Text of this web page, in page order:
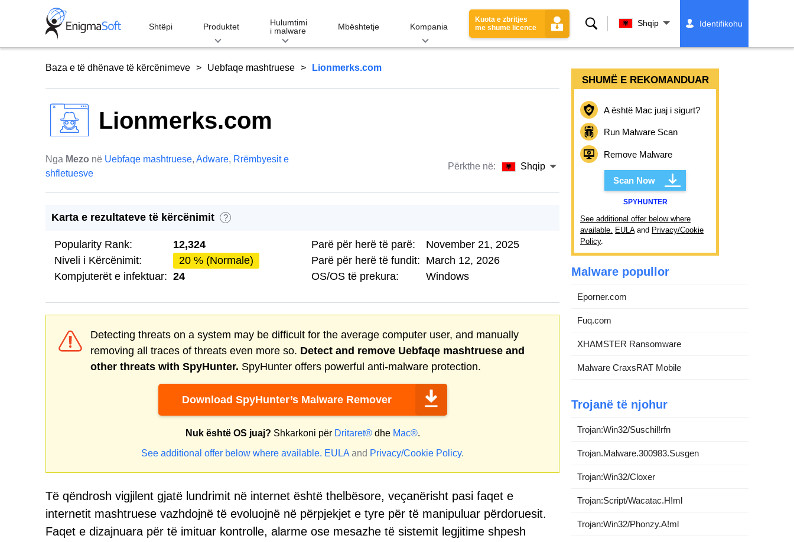
Shtëpi Produktet
Hulumtimi
i malware
Mbështetje Kompania
Kuota e zbritjes
me shumë licencë
Kërko Shqip Identifikohu
Baza e të dhënave të kërcënimeve Uebfaqe mashtruese Lionmerks.com
Lionmerks.com
Nga Mezo në Uebfaqe mashtruese, Adware, Rrëmbyesit e
shfletuesve
Përkthe në: Shqip
Karta e rezultateve të kërcënimit ?
Popularity Rank:
12,324
Niveli i Kërcënimit:
20 % (Normale)
Kompjuterët e infektuar: 24
Parë për herë të parë:
November 21, 2025
Parë për herë të fundit: March 12, 2026
OS/OS të prekura:
Windows
Detecting threats on a system may be difficult for the average computer user, and manually
removing all traces of threats even more so. Detect and remove Uebfaqe mashtruese and
other threats with SpyHunter. SpyHunter offers powerful anti-malware protection.
Download SpyHunter’s Malware Remover
Nuk është OS juaj? Shkarkoni për Dritaret®dhe Mac®.
See additional offer below where available. EULA and Privacy/Cookie Policy.
Të qëndrosh vigjilent gjatë lundrimit në internet është thelbësore, veçanërisht pasi faqet e
internetit mashtruese vazhdojnë të evoluojnë në përpjekjet e tyre për të manipuluar përdoruesit.
Faqet e dizajnuara për të imituar kontrolle, alarme ose mesazhe të sistemit legjitime shpesh
SHUMË E REKOMANDUAR
A është Mac juaj i sigurt?
Run Malware Scan
Remove Malware
Scan Now
SPYHUNTER
See additional offer below where
available. EULAand Privacy/Cookie
Policy.
Malware popullor
Eporner.com
Fuq.com
XHAMSTER Ransomware
Malware CraxsRAT Mobile
Trojanë të njohur
Trojan:Win32/Suschil!rfn
Trojan.Malware.300983.Susgen
Trojan:Win32/Cloxer
Trojan:Script/Wacatac.H!ml
Trojan:Win32/Phonzy.A!ml